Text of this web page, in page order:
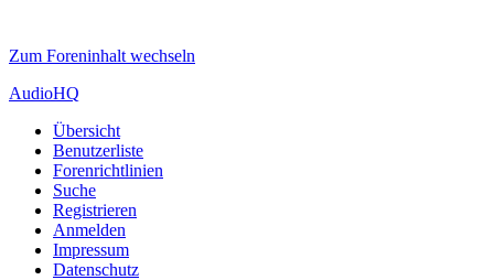
Zum Foreninhalt wechseln
AudioHQ
Übersicht
Benutzerliste
Forenrichtlinien
Suche
Registrieren
Anmelden
Impressum
Datenschutz